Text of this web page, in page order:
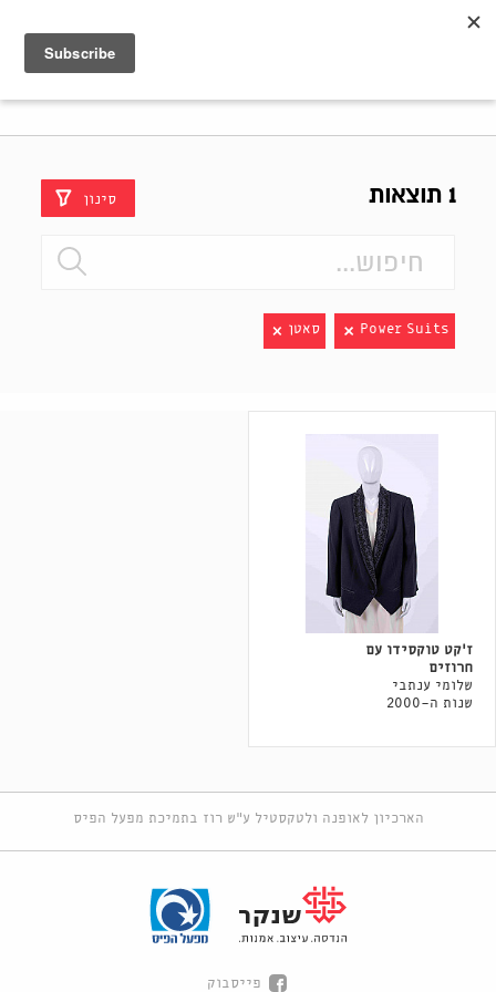
1 תוצאות סינון
Power Suits סאטן
ז'קט טוקסידו עם
חרוזים
שלומי ענתבי
שנות ה-2000
הארכיון לאופנה ולטקסטיל ע"ש רוז בתמיכת מפעל הפיס
פייסבוק